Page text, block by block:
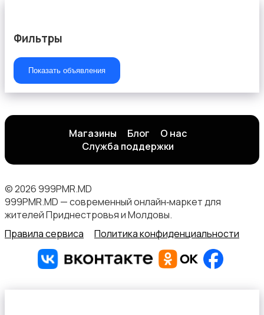
Спортивная защита
Фильтры
Показать объявления
Магазины Блог
О нас
Служба поддержки
© 2026 999PMR.MD
999PMR.MD — современный онлайн‑маркет для
жителей Приднестровья и Молдовы.
Правила сервиса
Политика конфиденциальности